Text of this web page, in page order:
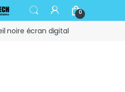
0
noire écran digital